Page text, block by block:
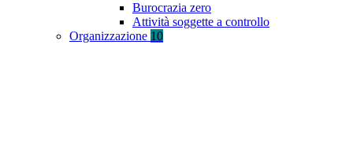
Burocrazia zero
Attività soggette a controllo
Organizzazione 10